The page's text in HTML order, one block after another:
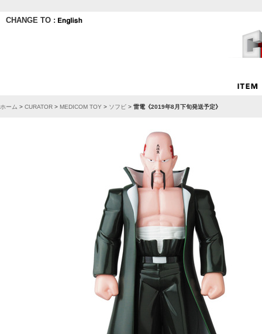
CHANGE TO :
ホーム > CURATOR > MEDICOM TOY > ソフビ > 雷電《2019年8月下旬発送予定》